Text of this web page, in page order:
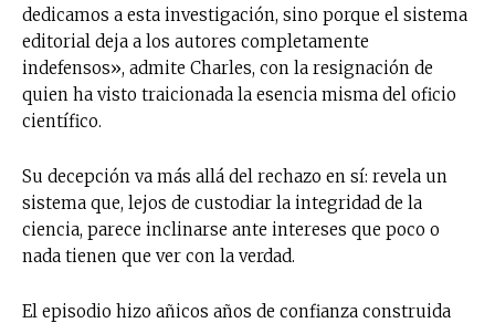
dedicamos a esta investigación, sino porque el sistema
editorial deja a los autores completamente
indefensos», admite Charles, con la resignación de
quien ha visto traicionada la esencia misma del oficio
científico.
Su decepción va más allá del rechazo en sí: revela un
sistema que, lejos de custodiar la integridad de la
ciencia, parece inclinarse ante intereses que poco o
nada tienen que ver con la verdad.
El episodio hizo añicos años de confianza construida